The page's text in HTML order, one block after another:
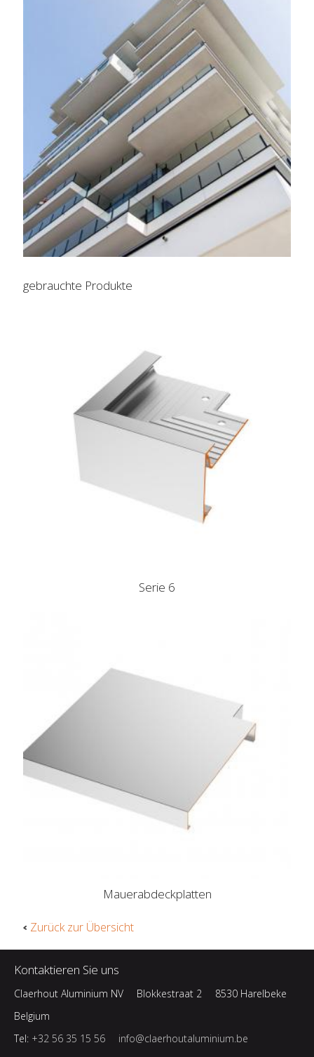
gebrauchte Produkte
Serie 6
Mauerabdeckplatten
Zurück zur Übersicht
Kontaktieren Sie uns
Claerhout Aluminium NV Blokkestraat 2
8530 Harelbeke
Belgium
Tel: +32 56 35 15 56
info@claerhoutaluminium.be